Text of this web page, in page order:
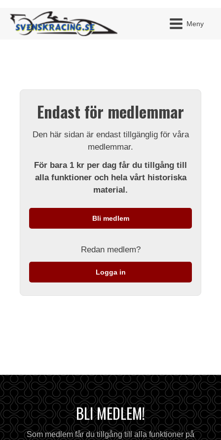
Meny
Endast för medlemmar
Den här sidan är endast tillgänglig för våra
medlemmar.
För bara 1 kr per dag får du tillgång till
alla funktioner och hela vårt historiska
material.
Bli medlem
Redan medlem?
Logga in
BLI MEDLEM!
Som medlem får du tillgång till alla funktioner på